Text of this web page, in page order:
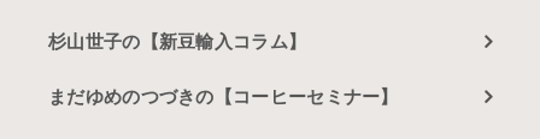
杉山世子の【新豆輸入コラム】
まだゆめのつづきの【コーヒーセミナー】